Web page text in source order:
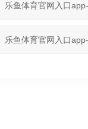
乐鱼体育官网入口
乐鱼体育官网入口